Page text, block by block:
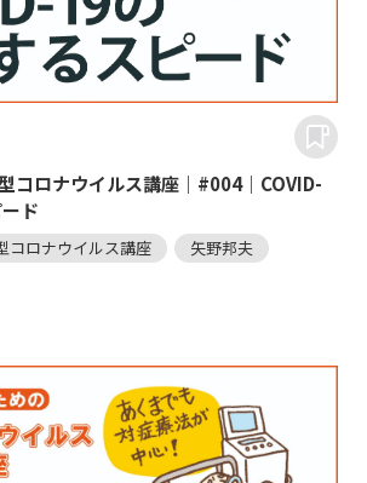
コロナウイルス講座｜#004｜COVID-
ド
コロナウイルス講座
矢野邦夫